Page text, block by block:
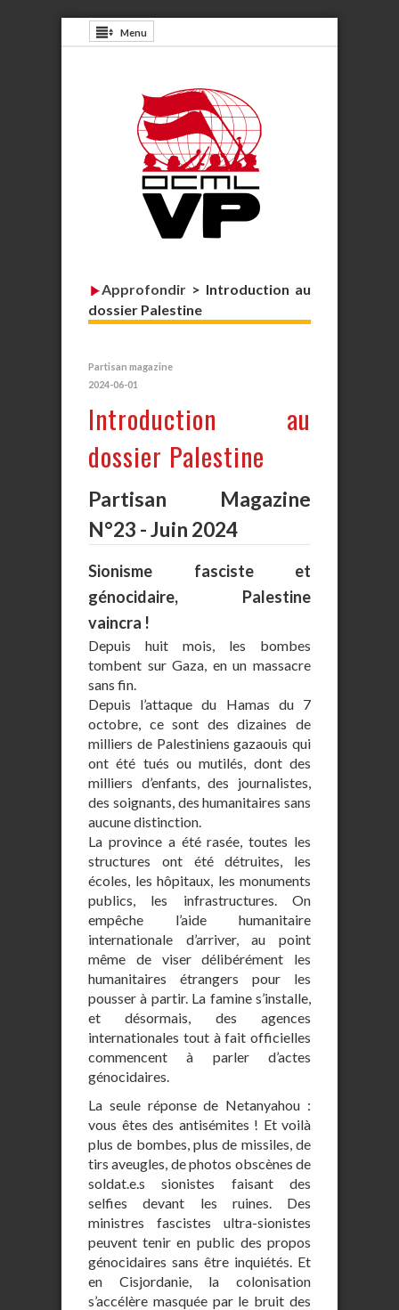
Menu
Approfondir > Introduction au
dossier Palestine
Partisan magazine
2024-06-01
Introduction au
dossier Palestine
Partisan Magazine
N°23 - Juin 2024
Sionisme fasciste et
génocidaire, Palestine
vaincra !
Depuis huit mois, les bombes
tombent sur Gaza, en un massacre
sans fin.
Depuis l’attaque du Hamas du 7
octobre, ce sont des dizaines de
milliers de Palestiniens gazaouis qui
ont été tués ou mutilés, dont des
milliers d’enfants, des journalistes,
des soignants, des humanitaires sans
aucune distinction.
La province a été rasée, toutes les
structures ont été détruites, les
écoles, les hôpitaux, les monuments
publics, les infrastructures. On
empêche l’aide humanitaire
internationale d’arriver, au point
même de viser délibérément les
humanitaires étrangers pour les
pousser à partir. La famine s’installe,
et désormais, des agences
internationales tout à fait officielles
commencent à parler d’actes
génocidaires.
La seule réponse de Netanyahou :
vous êtes des antisémites ! Et voilà
plus de bombes, plus de missiles, de
tirs aveugles, de photos obscènes de
soldat.e.s sionistes faisant des
selfies devant les ruines. Des
ministres fascistes ultra-sionistes
peuvent tenir en public des propos
génocidaires sans être inquiétés. Et
en Cisjordanie, la colonisation
s’accélère masquée par le bruit des